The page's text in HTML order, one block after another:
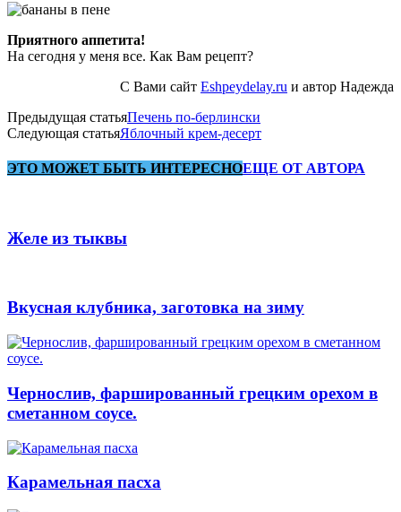
Приятного аппетита!
На сегодня у меня все. Как Вам рецепт?
С Вами сайт Eshpeydelay.ru и автор Надежда
Предыдущая статьяПечень по-берлински
Следующая статьяЯблочный крем-десерт
ЭТО МОЖЕТ БЫТЬ ИНТЕРЕСНОЕЩЕ ОТ АВТОРА
Желе из тыквы
Вкусная клубника, заготовка на зиму
Чернослив, фаршированный грецким орехом в
сметанном соусе.
Карамельная пасха